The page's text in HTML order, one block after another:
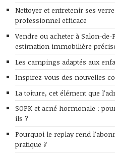
Nettoyer et entretenir ses
professionnel efficace
Vendre ou acheter à Salon-
estimation immobilière
Les campings adaptés aux
Inspirez-vous des nouvelles
La toiture, cet élément que
SOPK et acné hormonale :
ils ?
Pourquoi le replay rend
pratique ?